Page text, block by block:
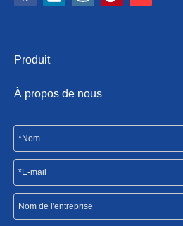
Produit
À propos de nous